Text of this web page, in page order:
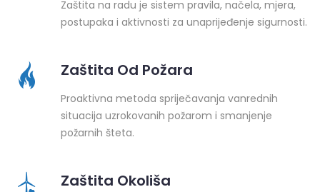
Zaštita na radu je sistem pravila, načela, mjera,
postupaka i aktivnosti za unaprijeđenje sigurnosti.
Zaštita Od Požara
Proaktivna metoda spriječavanja vanrednih
situacija uzrokovanih požarom i smanjenje
požarnih šteta.
Zaštita Okoliša